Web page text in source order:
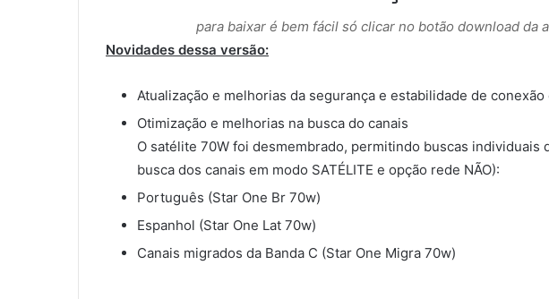
para baixar é bem fácil só clicar no botão download da
Novidades dessa versão:
Atualização e melhorias da segurança e estabilidade de
Otimização e melhorias na busca do canais
O satélite 70W foi desmembrado, permitindo buscas individuais
busca dos canais em modo SATÉLITE e opção rede NÃO):
Português (Star One Br 70w)
Espanhol (Star One Lat 70w)
Canais migrados da Banda C (Star One Migra 70w)